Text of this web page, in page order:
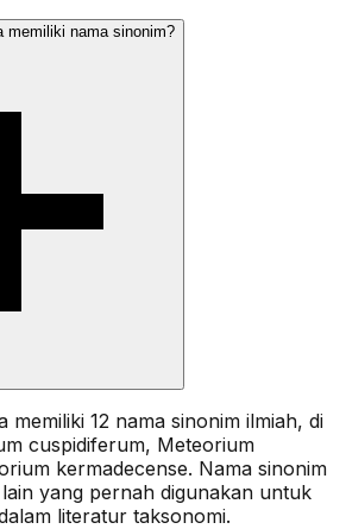
memiliki nama sinonim?
memiliki 12 nama sinonim ilmiah, di
cuspidiferum, Meteorium
kermadecense. Nama sinonim
yang pernah digunakan untuk
literatur taksonomi.